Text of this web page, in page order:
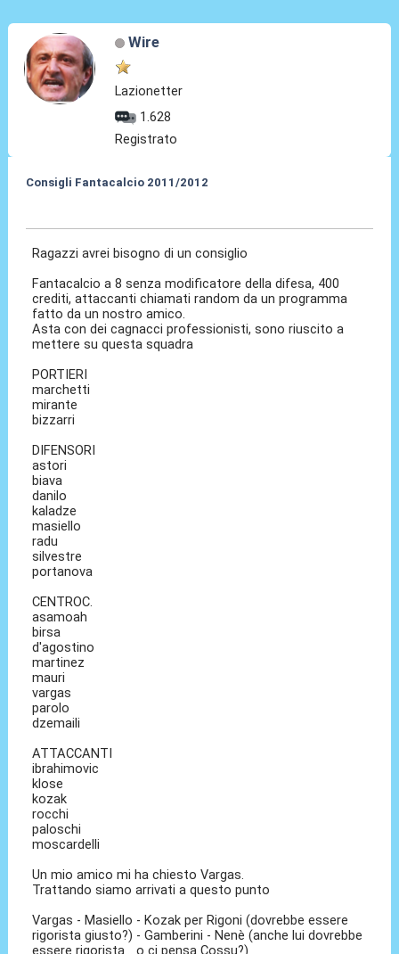
Wire
Lazionetter
1.628
Registrato
Consigli Fantacalcio 2011/2012
Ragazzi avrei bisogno di un consiglio
Fantacalcio a 8 senza modificatore della difesa, 400
crediti, attaccanti chiamati random da un programma
fatto da un nostro amico.
Asta con dei cagnacci professionisti, sono riuscito a
mettere su questa squadra
PORTIERI
marchetti
mirante
bizzarri
DIFENSORI
astori
biava
danilo
kaladze
masiello
radu
silvestre
portanova
CENTROC.
asamoah
birsa
d'agostino
martinez
mauri
vargas
parolo
dzemaili
ATTACCANTI
ibrahimovic
klose
kozak
rocchi
paloschi
moscardelli
Un mio amico mi ha chiesto Vargas.
Trattando siamo arrivati a questo punto
Vargas - Masiello - Kozak per Rigoni (dovrebbe essere
rigorista giusto?) - Gamberini - Nenè (anche lui dovrebbe
essere rigorista... o ci pensa Cossu?)